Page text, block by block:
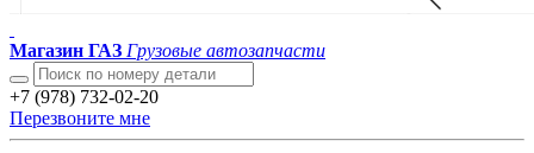
Магазин ГАЗ Грузовые автозапчасти
+7 (978) 732-02-20
Перезвоните мне